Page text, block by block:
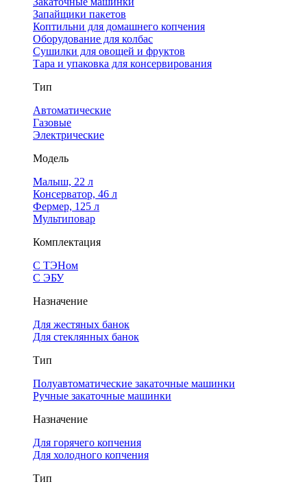
Запайщики пакетов
Коптильни для домашнего копчения
Оборудование для колбас
Сушилки для овощей и фруктов
Тара и упаковка для консервирования
Тип
Автоматические
Газовые
Электрические
Модель
Малыш, 22 л
Консерватор, 46 л
Фермер, 125 л
Мультиповар
Комплектация
С ТЭНом
С ЭБУ
Назначение
Для жестяных банок
Для стеклянных банок
Тип
Полуавтоматические закаточные машинки
Ручные закаточные машинки
Назначение
Для горячего копчения
Для холодного копчения
Тип